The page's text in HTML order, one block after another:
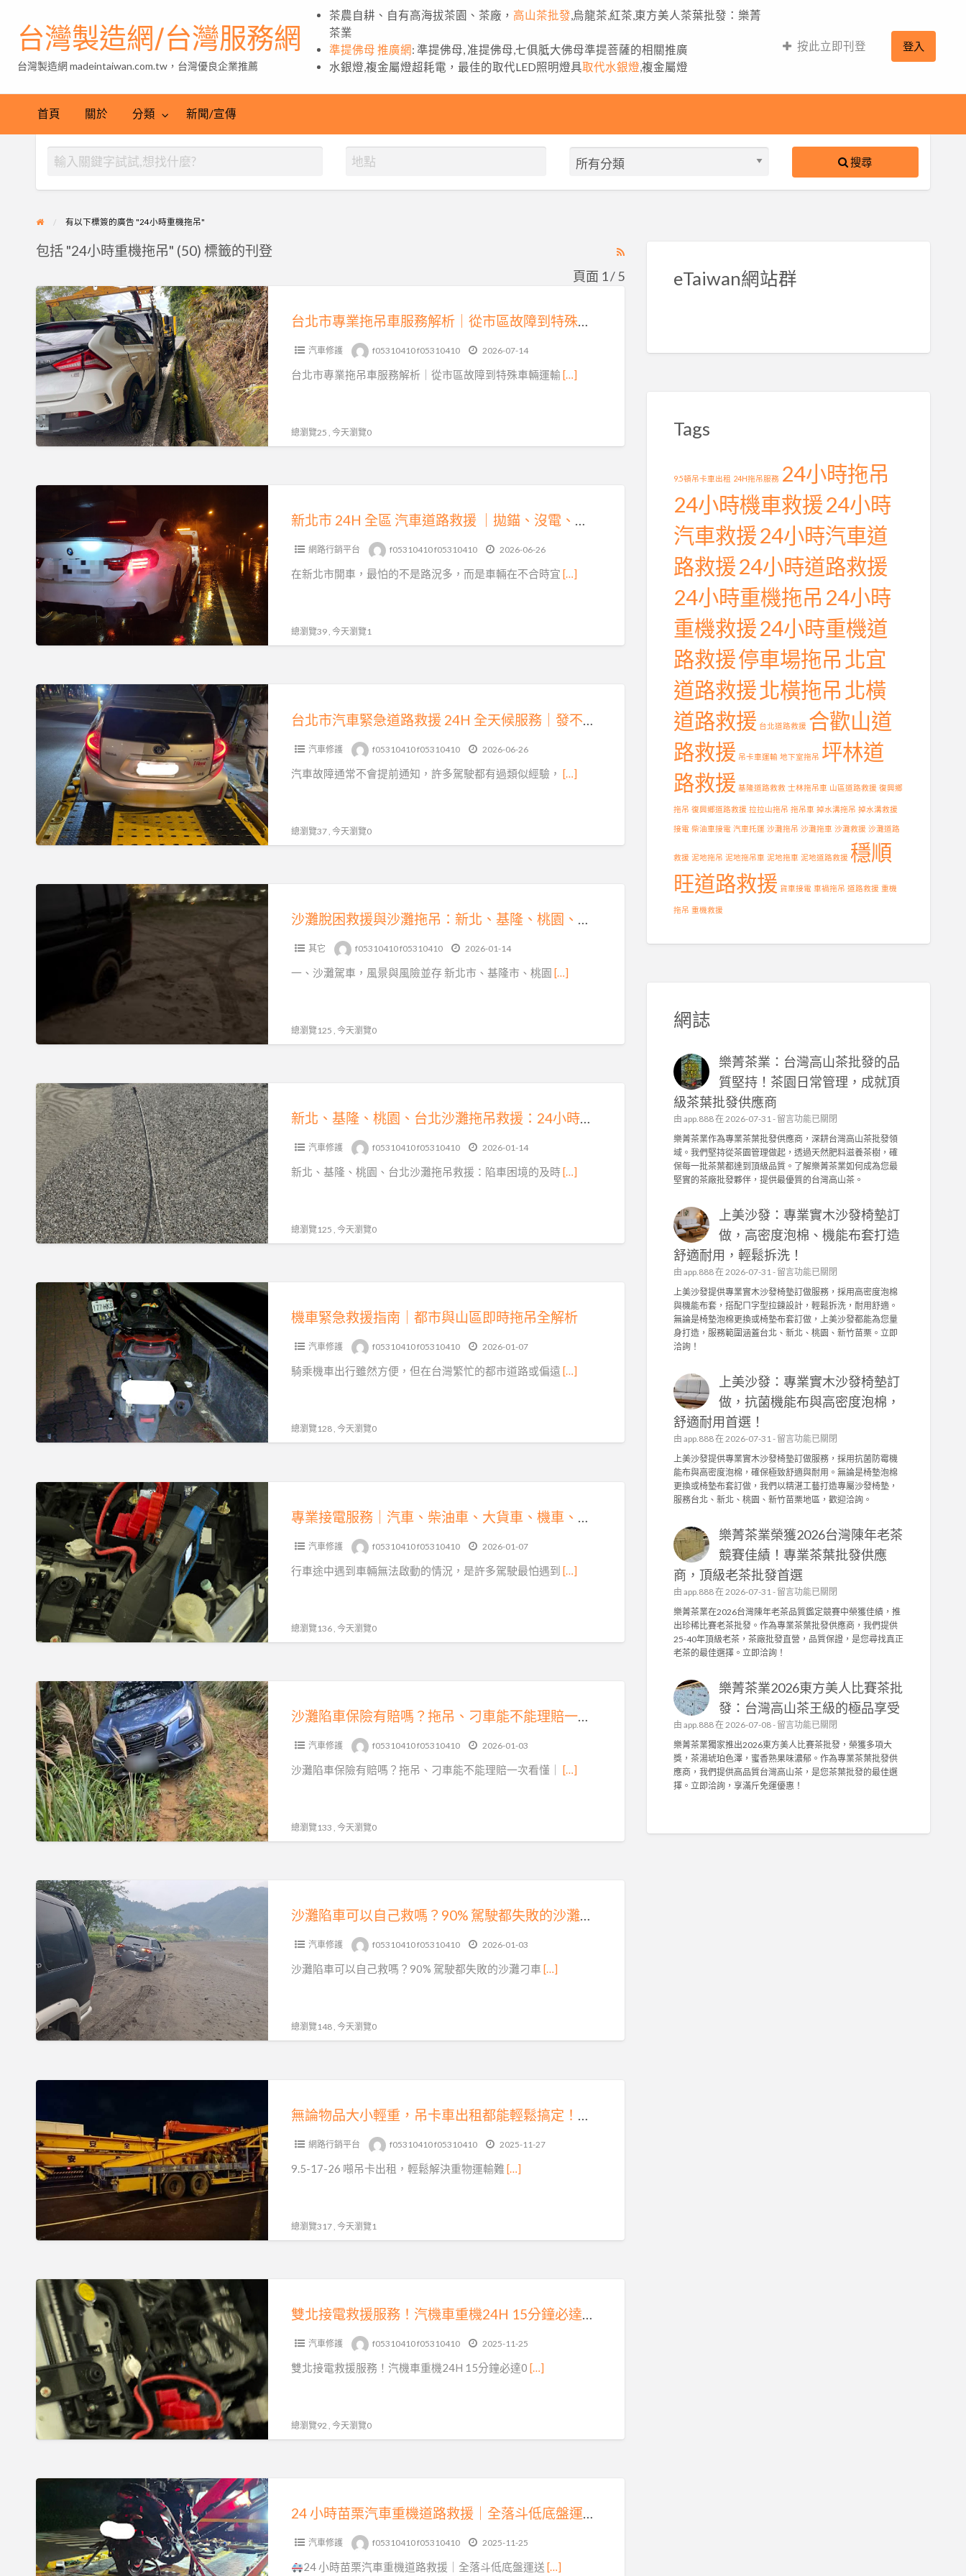
台灣製造網/台灣服務網
台灣製造網 madeintaiwan.com.tw，台灣優良企業推薦
茶農自耕、自有高海拔茶園、茶廠， 高山茶批發 ,烏龍茶,紅茶,東方美人茶葉批發：樂菁
茶業
準提佛母 推廣網: 準提佛母, 准提佛母,七俱胝大佛母準提菩薩的相關推廣
水銀燈,複金屬燈超耗電，最佳的取代LED照明燈具取代水銀燈 ,複金屬燈
按此立即刊登 登入
首頁 關於 分類 新聞/宣傳
搜尋
有以下標簽的廣告 "24小時重機拖吊"
RSS
Feed
拖
包括 "24小時重機拖吊" (50) 標籤的刊登
頁面 1 / 5
台
北
市
專
業
拖
吊
車
服
解
從
市
區
故
障
到
殊
車
輛
輸
的
完
整
指
台北市專業拖吊車服務解析｜從市區故障到特殊車輛運輸的完整指南
汽車修護 f05310410 f05310410 2026-07-14
台北市專業拖吊車服務解析｜從市區故障到特殊車輛運輸 […]
總瀏覽25 , 今天瀏覽0
24H
全
汽
車
道
救
援
拋
錨、
沒
電、
爆
胎、
故
新北市 24H 全區 汽車道路救援 ｜拋錨、沒電、爆胎、事故拖吊即時到場
網路行銷平台 f05310410 f05310410 2026-06-26
在新北市開車，最怕的不是路況多，而是車輛在不合時宜 […]
總瀏覽39 , 今天瀏覽1
台
北
汽
車
緊
急
道
路
援
｜
發
動、
故
障、
爆
胎、
事
故
拖
運
支
汽車修護 f05310410 f05310410 2026-06-26
汽車故障通常不會提前通知，許多駕駛都有過類似經驗， […]
總瀏覽37 , 今天瀏覽0
沙
沙
灘
吊：
新
北、
基
隆、
桃
園、
台
北
專
業
道
沙灘脫困救援與沙灘拖吊：新北、基隆、桃園、台北的專業解困之道
其它 f05310410 f05310410 2026-01-14
一、沙灘駕車，風景與風險並存 新北市、基隆市、桃園 […]
總瀏覽125 , 今天瀏覽0
新
北、
基
隆、
桃
園、
台
北
沙
拖
救
援：
小
時
陷
車
境
的
及
時
救
星
新北、基隆、桃園、台北沙灘拖吊救援：24小時陷車困境的及時救星
汽車修護 f05310410 f05310410 2026-01-14
新北、基隆、桃園、台北沙灘拖吊救援：陷車困境的及時[…]
總瀏覽125 , 今天瀏覽0
緊
急
救
援
指
南
｜
市
與
區
即
時
拖
吊
全
析
機車緊急救援指南｜都市與山區即時拖吊全解析
汽車修護 f05310410 f05310410 2026-01-07
騎乘機車出行雖然方便，但在台灣繁忙的都市道路或偏遠 […]
總瀏覽128 , 今天瀏覽0
專
業
接
電
服
務
｜
汽
車、
油
車、
大
貨
車、
機
車、
重
機
方
位
援
專業接電服務｜汽車、柴油車、大貨車、機車、重機全方位救援
汽車修護 f05310410 f05310410 2026-01-07
行車途中遇到車輛無法啟動的情況，是許多駕駛最怕遇到 […]
總瀏覽136 , 今天瀏覽0
沙
灘
陷
車
保
險
有
賠
嗎？
吊、
刁
能
不
能
賠
一
看
｜
避
免
白
忙
場
沙灘陷車保險有賠嗎？拖吊、刁車能不能理賠一次看懂｜避免白忙一場
汽車修護 f05310410 f05310410 2026-01-03
沙灘陷車保險有賠嗎？拖吊、刁車能不能理賠一次看懂｜ […]
總瀏覽133 , 今天瀏覽0
沙
陷
車
可
自
己
救
90%
駛
都
失
敗
的
灘
車
真
相
｜
專
業
沙
灘
拖
析
沙灘陷車可以自己救嗎？90% 駕駛都失敗的沙灘刁車真相｜專業沙灘拖吊救援解析
汽車修護 f05310410 f05310410 2026-01-03
沙灘陷車可以自己救嗎？90% 駕駛都失敗的沙灘刁車 […]
總瀏覽148 , 今天瀏覽0
無
物
品
大
小
輕
重，
吊
車
出
租
都
能
輕
鬆
搞
定！
繫
吧！
無論物品大小輕重，吊卡車出租都能輕鬆搞定！聯繫我們吧！
網路行銷平台 f05310410 f05310410 2025-11-27
9.5-17-26 噸吊卡出租，輕鬆解決重物運輸難 […]
總瀏覽317 , 今天瀏覽1
雙
北
接
電
救
援
服
務！
汽
車
24H
15
雙北接電救援服務！汽機車重機24H 15分鐘必達0913177311
汽車修護 f05310410 f05310410 2025-11-25
雙北接電救援服務！汽機車重機24H 15分鐘必達0 […]
總瀏覽92 , 今天瀏覽0
時
苗
栗
24 小時苗栗汽車重機道路救援｜全落斗低底盤運送，15 分鐘火速到場！
汽車修護 f05310410 f05310410 2025-11-25
24 小時苗栗汽車重機道路救援｜全落斗低底盤運送 […]
eTaiwan網站群
Tags
9.5頓吊卡車出租 24H拖吊服務 24小時拖吊
24小時機車救援24小時
汽車救援24小時汽車道
路救援24小時道路救援
24小時重機拖吊 24小時
重機救援24小時重機道
路救援停車場拖吊 北宜
道路救援北橫拖吊 北橫
道路救援 台北道路救援 合歡山道
路救援 吊卡車運輸 地下室拖吊 坪林道
路救援 基隆道路救救 士林拖吊車 山區道路救援 復興鄉
拖吊 復興鄉道路救援 拉拉山拖吊 拖吊車 掉水溝拖吊 掉水溝救援
接電 柴油車接電 汽車托運 沙灘拖吊 沙灘拖車 沙灘救援 沙灘道路
救援 泥地拖吊 泥地拖吊車 泥地拖車 泥地道路救援 穩順
旺道路救援 貨車接電 車禍拖吊 道路救援 重機
拖吊 重機救援
網誌
樂菁茶業：台灣高山茶批發的品
質堅持！茶園日常管理，成就頂
級茶葉批發供應商
由 app.888在 2026-07-31 - 在
〈
樂
菁
茶
業
台
灣
高
山
茶
發
的
品
質
！
園
常
管
理
，
成
就
級
茶
葉
批
發
供
應
商
〉
中
留言功能已關閉
樂菁茶業作為專業茶葉批發供應商，深耕台灣高山茶批發領
域。我們堅持從茶園管理做起，透過天然肥料滋養茶樹，確
保每一批茶葉都達到頂級品質。了解樂菁茶業如何成為您最
堅實的茶廠批發夥伴，提供最優質的台灣高山茶。
上美沙發：專業實木沙發椅墊訂
做，高密度泡棉、機能布套打造
舒適耐用，輕鬆拆洗！
由 app.888在 2026-07-31 - 在
〈
上
美
沙
發
業
實
木
發
墊
訂
做
，
密
度
泡
棉
、
機
能
布
套
打
舒
適
耐
用
輕
鬆
拆
洗
中
留言功能已關閉
上美沙發提供專業實木沙發椅墊訂做服務，採用高密度泡棉
與機能布套，搭配ㄇ字型拉鍊設計，輕鬆拆洗，耐用舒適。
無論是椅墊泡棉更換或椅墊布套訂做，上美沙發都能為您量
身打造，服務範圍涵蓋台北、新北、桃園、新竹苗栗。立即
洽詢！
上美沙發：專業實木沙發椅墊訂
做，抗菌機能布與高密度泡棉，
舒適耐用首選！
由 app.888在 2026-07-31 - 在
〈
上
美
沙
發
專
業
實
木
沙
椅
墊
訂
做
抗
機
能
布
與
高
密
度
，
留言功能已關閉
上美沙發提供專業實木沙發椅墊訂做服務，採用抗菌防霉機
能布與高密度泡棉，確保極致舒適與耐用。無論是椅墊泡棉
更換或椅墊布套訂做，我們以精湛工藝打造專屬沙發椅墊，
服務台北、新北、桃園、新竹苗栗地區，歡迎洽詢。
樂菁茶業榮獲2026台灣陳年老茶
競賽佳績！專業茶葉批發供應
商，頂級老茶批發首選
由 app.888在 2026-07-31 - 在
〈
樂
菁
茶
業
獲
2
0
2
6
台
灣
陳
競
留言功能已關閉
樂菁茶業在2026台灣陳年老茶品質鑑定競賽中榮獲佳績，推
出珍稀比賽老茶批發。作為專業茶葉批發供應商，我們提供
25-40年頂級老茶，茶廠批發直營，品質保證，是您尋找真正
老茶的最佳選擇。立即洽詢！
樂菁茶業2026東方美人比賽茶批
發：台灣高山茶王級的極品享受
由 app.888在 2026-07-08 - 在
〈
樂
菁
茶
業
2
留言功能已關閉
樂菁茶業獨家推出2026東方美人比賽茶批發，榮獲多項大
獎，茶湯琥珀色澤，蜜香熟果味濃郁。作為專業茶葉批發供
應商，我們提供高品質台灣高山茶，是您茶葉批發的最佳選
擇。立即洽詢，享滿斤免運優惠！